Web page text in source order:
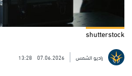
shutterstock
راديو الشمس 07.06.2026
13:28